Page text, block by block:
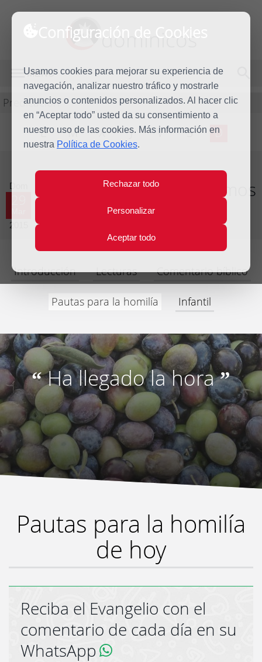
Configuración de Cookies
Usamos cookies para mejorar su experiencia de
navegación, analizar nuestro tráfico y mostrarle
anuncios o contenidos personalizados. Al hacer clic
en “Aceptar todo” usted da su consentimiento a
nuestro uso de las cookies. Más información en
nuestra Política de Cookies.
Rechazar todo
Personalizar
Aceptar todo
dominicos
MENÚ
Predicación
L M X J V S D
Dom
2015
Homilía Domingo de Ramos
Introducción Lecturas Comentario bíblico
Pautas para la homilía Infantil
“Ha llegado la hora”
Pautas para la homilía
de hoy
Reciba el Evangelio con el
comentario de cada día en su
WhatsApp